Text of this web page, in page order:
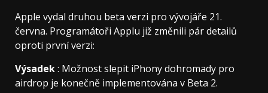
Apple vydal druhou beta verzi pro vývojáře 21.
června. Programátoři Applu již změnili pár detailů
oproti první verzi:
Výsadek: Možnost slepit iPhony dohromady pro
airdrop je konečně implementována v Beta 2.